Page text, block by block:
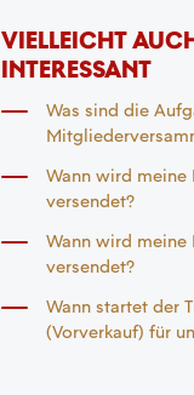
VIELLEICHT
INTERESSANT
Was sind die
Wann wird meine
versendet?
Wann wird meine
versendet?
Wann startet der
(Vorverkauf) für